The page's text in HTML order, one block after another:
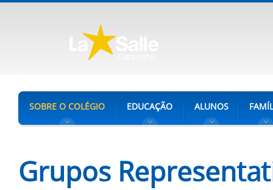
SOBRE O COLÉGIO EDUCAÇÃO ALUNOS
Grupos